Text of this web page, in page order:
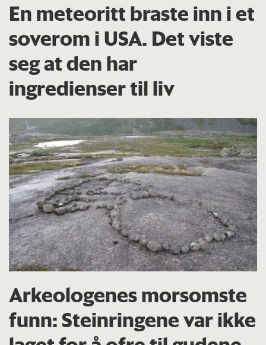
En meteoritt braste inn i et
soverom i USA. Det viste
seg at den har
ingredienser til liv
Arkeologenes morsomste
funn: Steinringene var ikke